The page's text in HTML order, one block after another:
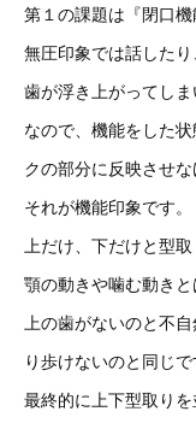
第１の課題は『閉口機
無圧印象では話した
歯が浮き上がってしま
なので、機能をした
クの部分に反映させな
それが機能印象です。
上だけ、下だけと型
顎の動きや噛む動きと
上の歯がないのと不
り歩けないのと同じで
最終的に上下型取り